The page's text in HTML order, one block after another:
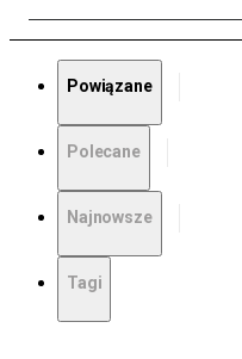
Powiązane
Polecane
Najnowsze
Tagi